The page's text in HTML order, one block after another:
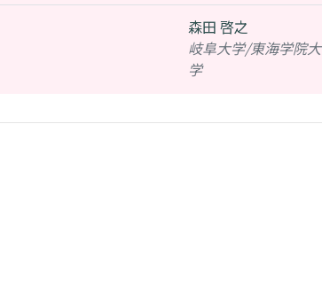
森田 啓之
岐阜大学/東海学院大
学